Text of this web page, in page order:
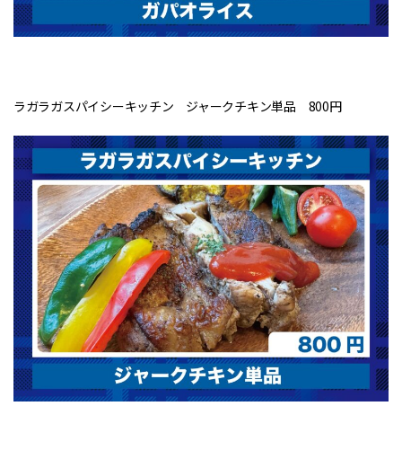
ラガラガスパイシーキッチン ジャークチキン単品 800円